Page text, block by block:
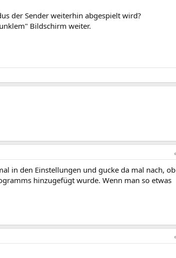
der Sender weiterhin abgespielt wird?
Bildschirm weiter.
in den Einstellungen und gucke da mal nach, ob
hinzugefügt wurde. Wenn man so etwas